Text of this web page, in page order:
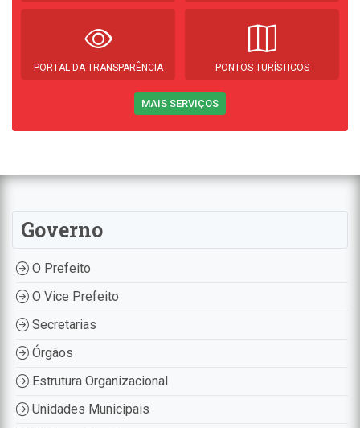
PORTAL DA TRANSPARÊNCIA PONTOS TURÍSTICOS
MAIS SERVIÇOS
Governo
O Prefeito
O Vice Prefeito
Secretarias
Órgãos
Estrutura Organizacional
Unidades Municipais